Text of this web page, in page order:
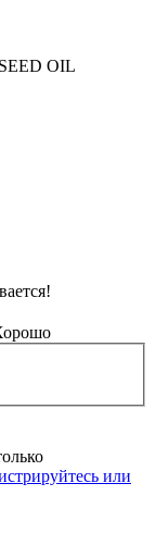
OIL
или